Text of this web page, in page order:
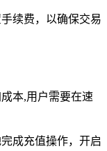
续费，以确保交易
本,用户需要在速
成充值操作，开启